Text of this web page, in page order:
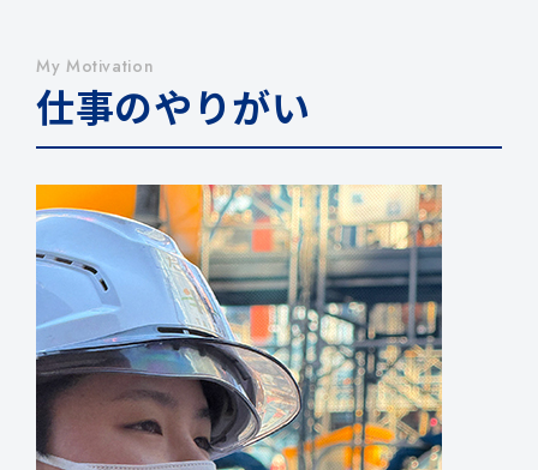
My Motivation
仕事のやりがい